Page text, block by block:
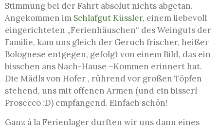
Stimmung bei der Fahrt absolut nichts abgetan.
Angekommen im Schlafgut Küssler, einem liebevoll
eingerichteten „Ferienhäuschen“ des Weinguts der
Familie, kam uns gleich der Geruch frischer, heißer
Bolognese entgegen, gefolgt von einem Bild, das ein
bisschen ans Nach-Hause –Kommen erinnert hat.
Die Mädls von Hofer , rührend vor großen Töpfen
stehend, uns mit offenen Armen (und ein bisserl
Prosecco :D) empfangend. Einfach schön!
Ganz á la Ferienlager durften wir uns dann eines